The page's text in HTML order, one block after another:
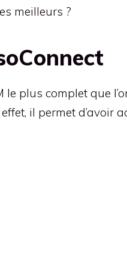
meilleurs ?
le plus complet que
il permet d’avoir